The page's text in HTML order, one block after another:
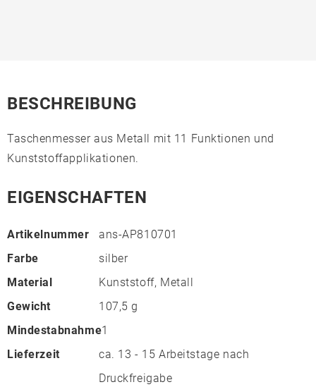
BESCHREIBUNG
Taschenmesser aus Metall mit 11 Funktionen und
Kunststoffapplikationen.
EIGENSCHAFTEN
Artikelnummer
ans-AP810701
Farbe
silber
Material
Kunststoff, Metall
Gewicht
107,5 g
Mindestabnahme1
Lieferzeit
ca. 13 - 15 Arbeitstage nach
Druckfreigabe